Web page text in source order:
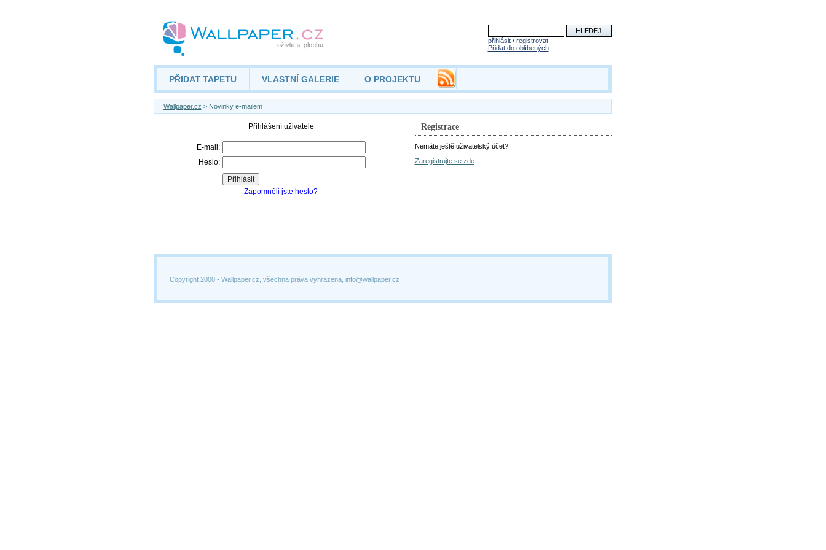
přihlásit/ registrovat
Přidat do oblíbených
PŘIDAT TAPETU VLASTNÍ GALERIE O PROJEKTU
Wallpaper.cz > Novinky e-mailem
Registrace
Nemáte ještě uživatelský účet?
Zaregistrujte se zde
Copyright 2000 - Wallpaper.cz, všechna práva vyhrazena, info@wallpaper.cz